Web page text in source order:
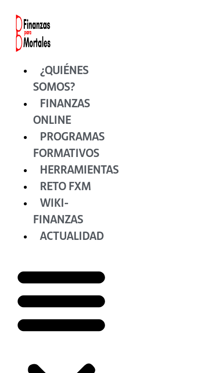
contenido
¿QUIÉNES
SOMOS?
FINANZAS
ONLINE
PROGRAMAS
FORMATIVOS
HERRAMIENTAS
RETO FXM
WIKI-
FINANZAS
ACTUALIDAD